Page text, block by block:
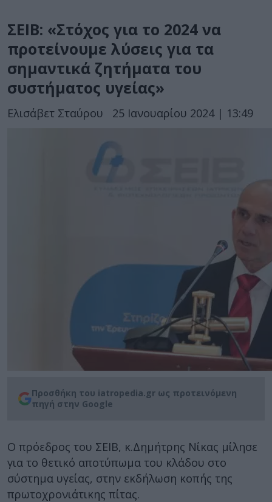
ΣΕΙΒ: «Στόχος για το 2024 να
προτείνουμε λύσεις για τα
σημαντικά ζητήματα του
συστήματος υγείας»
Ελισάβετ Σταύρου 25 Ιανουαρίου 2024 | 13:49
Προσθήκη του iatropedia.gr ως προτεινόμενη
πηγή στην Google
Ο πρόεδρος του ΣΕΙΒ, κ.Δημήτρης Νίκας μίλησε
για το θετικό αποτύπωμα του κλάδου στο
σύστημα υγείας, στην εκδήλωση κοπής της
πρωτοχρονιάτικης πίτας.